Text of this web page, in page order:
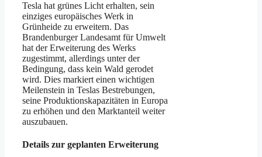
Tesla hat grünes Licht erhalten, sein
einziges europäisches Werk in
Grünheide zu erweitern. Das
Brandenburger Landesamt für Umwelt
hat der Erweiterung des Werks
zugestimmt, allerdings unter der
Bedingung, dass kein Wald gerodet
wird. Dies markiert einen wichtigen
Meilenstein in Teslas Bestrebungen,
seine Produktionskapazitäten in Europa
zu erhöhen und den Marktanteil weiter
auszubauen.
Details zur geplanten Erweiterung